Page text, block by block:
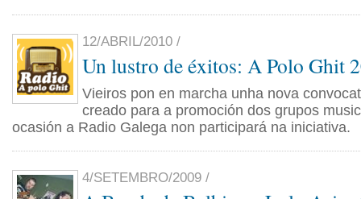
12/ABRIL/2010 /
Un lustro de éxitos: A Polo Ghit
Vieiros pon en marcha unha nova
creado para a promoción dos grupos
ocasión a Radio Galega non participará na iniciativa.
4/SETEMBRO/2009 /